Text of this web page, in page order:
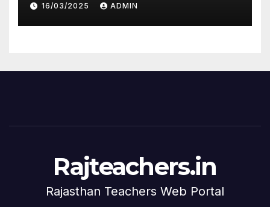
16/03/2025 ADMIN
Rajteachers.in
Rajasthan Teachers Web Portal